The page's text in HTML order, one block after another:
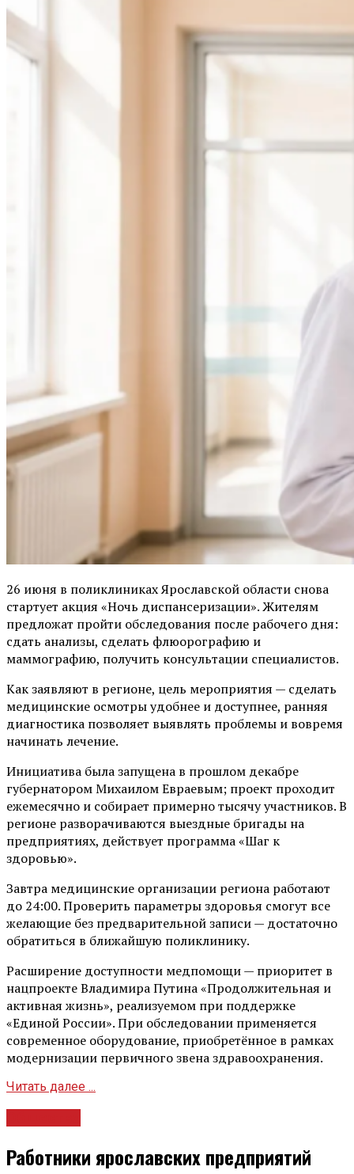
26 июня в поликлиниках Ярославской области снова
стартует акция «Ночь диспансеризации». Жителям
предложат пройти обследования после рабочего дня:
сдать анализы, сделать флюорографию и
маммографию, получить консультации специалистов.
Как заявляют в регионе, цель мероприятия — сделать
медицинские осмотры удобнее и доступнее, ранняя
диагностика позволяет выявлять проблемы и вовремя
начинать лечение.
Инициатива была запущена в прошлом декабре
губернатором Михаилом Евраевым; проект проходит
ежемесячно и собирает примерно тысячу участников. В
регионе разворачиваются выездные бригады на
предприятиях, действует программа «Шаг к
здоровью».
Завтра медицинские организации региона работают
до 24:00. Проверить параметры здоровья смогут все
желающие без предварительной записи — достаточно
обратиться в ближайшую поликлинику.
Расширение доступности медпомощи — приоритет в
нацпроекте Владимира Путина «Продолжительная и
активная жизнь», реализуемом при поддержке
«Единой России». При обследовании применяется
современное оборудование, приобретённое в рамках
модернизации первичного звена здравоохранения.
Читать далее ...
Работники ярославских предприятий